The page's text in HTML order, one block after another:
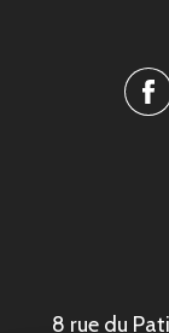
8 rue du